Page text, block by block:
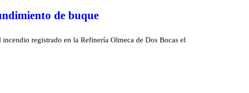
de buque
registrado en la Refinería Olmeca de Dos Bocas el